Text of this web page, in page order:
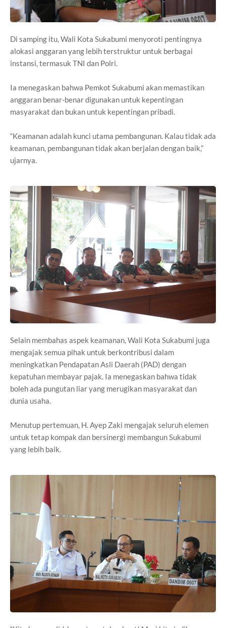
Di samping itu, Wali Kota Sukabumi menyoroti pentingnya
alokasi anggaran yang lebih terstruktur untuk berbagai
instansi, termasuk TNI dan Polri.
Ia menegaskan bahwa Pemkot Sukabumi akan memastikan
anggaran benar-benar digunakan untuk kepentingan
masyarakat dan bukan untuk kepentingan pribadi.
“Keamanan adalah kunci utama pembangunan. Kalau tidak ada
keamanan, pembangunan tidak akan berjalan dengan baik,”
ujarnya.
Selain membahas aspek keamanan, Wali Kota Sukabumi juga
mengajak semua pihak untuk berkontribusi dalam
meningkatkan Pendapatan Asli Daerah (PAD) dengan
kepatuhan membayar pajak. Ia menegaskan bahwa tidak
boleh ada pungutan liar yang merugikan masyarakat dan
dunia usaha.
Menutup pertemuan, H. Ayep Zaki mengajak seluruh elemen
untuk tetap kompak dan bersinergi membangun Sukabumi
yang lebih baik.